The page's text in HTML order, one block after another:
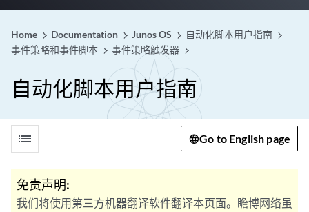
Home Documentation Junos OS
自动化脚本用户指南
事件策略和事件脚本
事件策略触发器
自动化脚本用户指南
list Go to English page
免责声明:
我们将使用第三方机器翻译软件翻译本页面。瞻博网络虽